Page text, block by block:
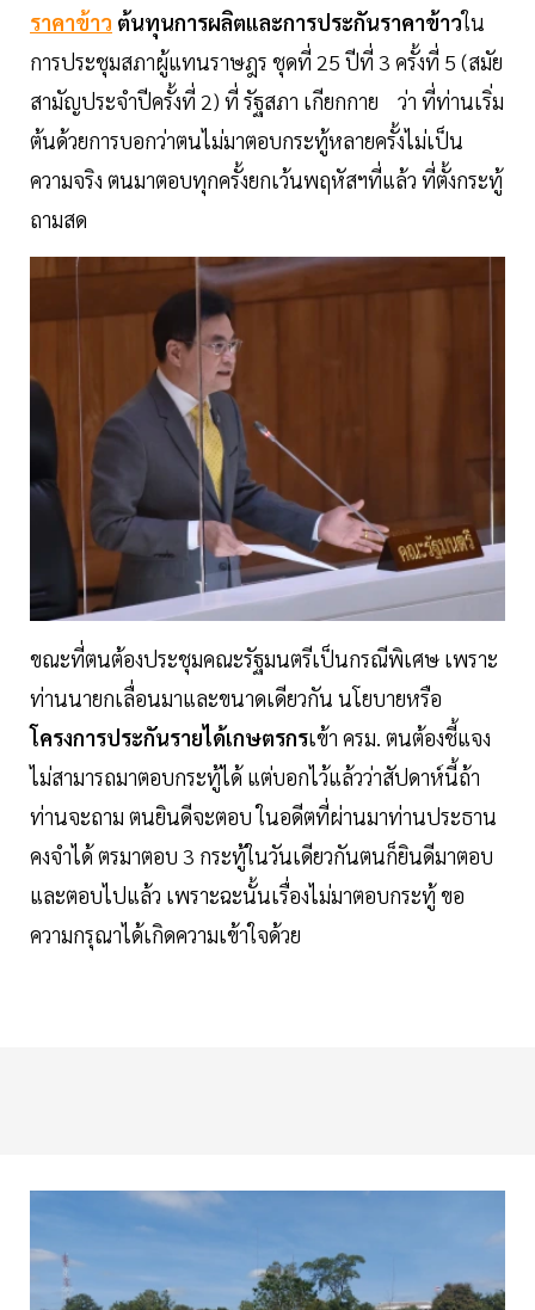
ราคาข้าว ต้นทุนการผลิตและการประกันราคาข้าวใน
การประชุมสภาผู้แทนราษฎร ชุดที่ 25 ปีที่ 3 ครั้งที่ 5 (สมัย
สามัญประจำปีครั้งที่ 2) ที่ รัฐสภา เกียกกาย ว่า ที่ท่านเริ่ม
ต้นด้วยการบอกว่าตนไม่มาตอบกระทู้หลายครั้งไม่เป็น
ความจริง ตนมาตอบทุกครั้งยกเว้นพฤหัสฯที่แล้ว ที่ตั้งกระทู้
ถามสด
ขณะที่ตนต้องประชุมคณะรัฐมนตรีเป็นกรณีพิเศษ เพราะ
ท่านนายกเลื่อนมาและขนาดเดียวกัน นโยบายหรือ
โครงการประกันรายได้เกษตรกรเข้า ครม. ตนต้องชี้แจง
ไม่สามารถมาตอบกระทู้ได้ แต่บอกไว้แล้วว่าสัปดาห์นี้ถ้า
ท่านจะถาม ตนยินดีจะตอบ ในอดีตที่ผ่านมาท่านประธาน
คงจำได้ ตรมาตอบ 3 กระทู้ในวันเดียวกันตนก็ยินดีมาตอบ
และตอบไปแล้ว เพราะฉะนั้นเรื่องไม่มาตอบกระทู้ ขอ
ความกรุณาได้เกิดความเข้าใจด้วย